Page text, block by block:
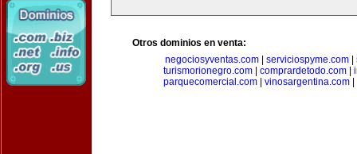
Otros dominios en venta:
negociosyventas.com
serviciospyme.com
turismorionegro.com
comprardetodo.com
parquecomercial.com
vinosargentina.com